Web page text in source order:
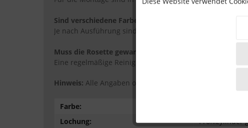
Sind verschiedene Farben oder Oberflächen verfügbar?
Je nach Ausführung sind unterschiedliche Farbvarianten
Muss die Rosette gewartet werden?
Eine regelmäßige Reinigung mit mildem
Hinweis: Alle Angaben ohne Gewähr.
Farbe:
Lochung:
Profilzylinder